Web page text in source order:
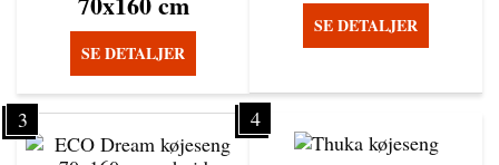
SE DETALJER
SE DETALJER
3 4